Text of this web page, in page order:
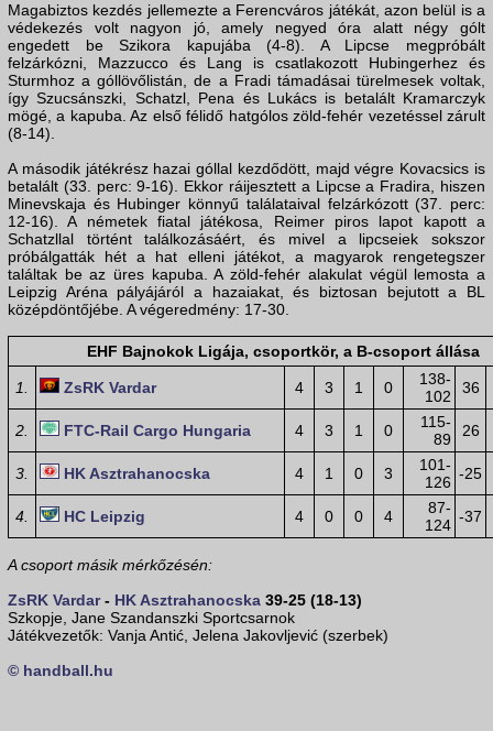
Magabiztos kezdés jellemezte a Ferencváros játékát, azon belül is a
védekezés volt nagyon jó, amely negyed óra alatt négy gólt
engedett be Szikora kapujába (4-8). A Lipcse megpróbált
felzárkózni, Mazzucco és Lang is csatlakozott Hubingerhez és
Sturmhoz a góllövőlistán, de a Fradi támadásai türelmesek voltak,
így Szucsánszki, Schatzl, Pena és Lukács is betalált Kramarczyk
mögé, a kapuba. Az első félidő hatgólos zöld-fehér vezetéssel zárult
(8-14).
A második játékrész hazai góllal kezdődött, majd végre Kovacsics is
betalált (33. perc: 9-16). Ekkor ráijesztett a Lipcse a Fradira, hiszen
Minevskaja és Hubinger könnyű találataival felzárkózott (37. perc:
12-16). A németek fiatal játékosa, Reimer piros lapot kapott a
Schatzllal történt találkozásáért, és mivel a lipcseiek sokszor
próbálgatták hét a hat elleni játékot, a magyarok rengetegszer
találtak be az üres kapuba. A zöld-fehér alakulat végül lemosta a
Leipzig Aréna pályájáról a hazaiakat, és biztosan bejutott a BL
középdöntőjébe. A végeredmény: 17-30.
EHF Bajnokok Ligája, csoportkör, a B-csoport állása
1. ZsRK Vardar 4 3 1 0
138-
102
36
2. FTC-Rail Cargo Hungaria 4 3 1 0
115-
89
26
3. HK Asztrahanocska 4 1 0 3
101-
126 -25
4. HC Leipzig 4 0 0 4
87-
124 -37
A csoport másik mérkőzésén:
ZsRK Vardar- HK Asztrahanocska 39-25 (18-13)
Szkopje, Jane Szandanszki Sportcsarnok
Játékvezetők: Vanja Antić, Jelena Jakovljević (szerbek)
© handball.hu